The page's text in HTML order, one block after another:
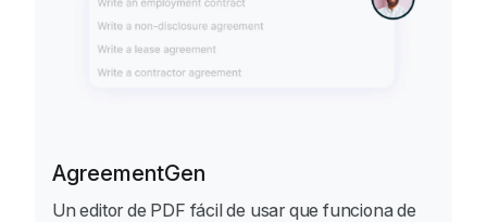
AgreementGen
Un editor de PDF fácil de usar que funciona de